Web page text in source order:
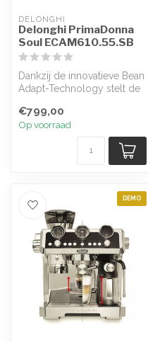
DELONGHI
Delonghi PrimaDonna
Soul ECAM610.55.SB
Dankzij de innovatieve Bean
Adapt-Technology stelt de
specifie...
€799,00
Op voorraad
DEMO